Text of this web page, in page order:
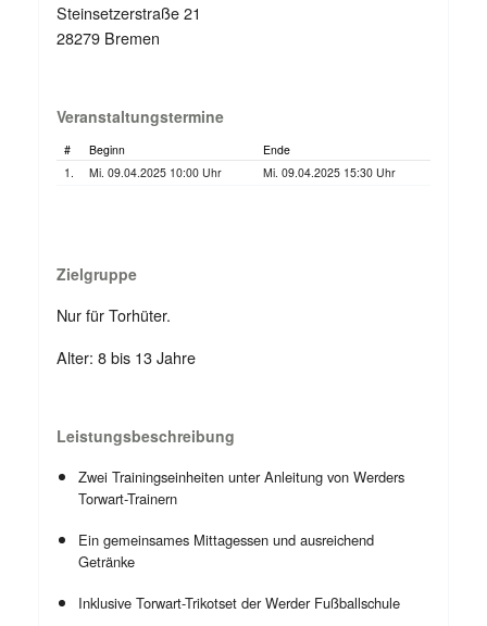
Steinsetzerstraße 21
28279 Bremen
Veranstaltungstermine
# Beginn
Ende
1.
Mi. 09.04.2025 10:00 Uhr Mi. 09.04.2025 15:30 Uhr
Zielgruppe
Nur für Torhüter.
Alter: 8 bis 13 Jahre
Leistungsbeschreibung
Zwei Trainingseinheiten unter Anleitung von Werders
Torwart-Trainern
Ein gemeinsames Mittagessen und ausreichend
Getränke
Inklusive Torwart-Trikotset der Werder Fußballschule